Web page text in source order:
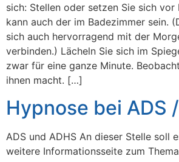
sich: Stellen oder setzen Sie sich vor
kann auch der im Badezimmer sein.
sich auch hervorragend mit der
verbinden.) Lächeln Sie sich im
zwar für eine ganze Minute.
ihnen macht. […]
Hypnose bei ADS
ADS und ADHS An dieser Stelle soll
weitere Informationsseite zum